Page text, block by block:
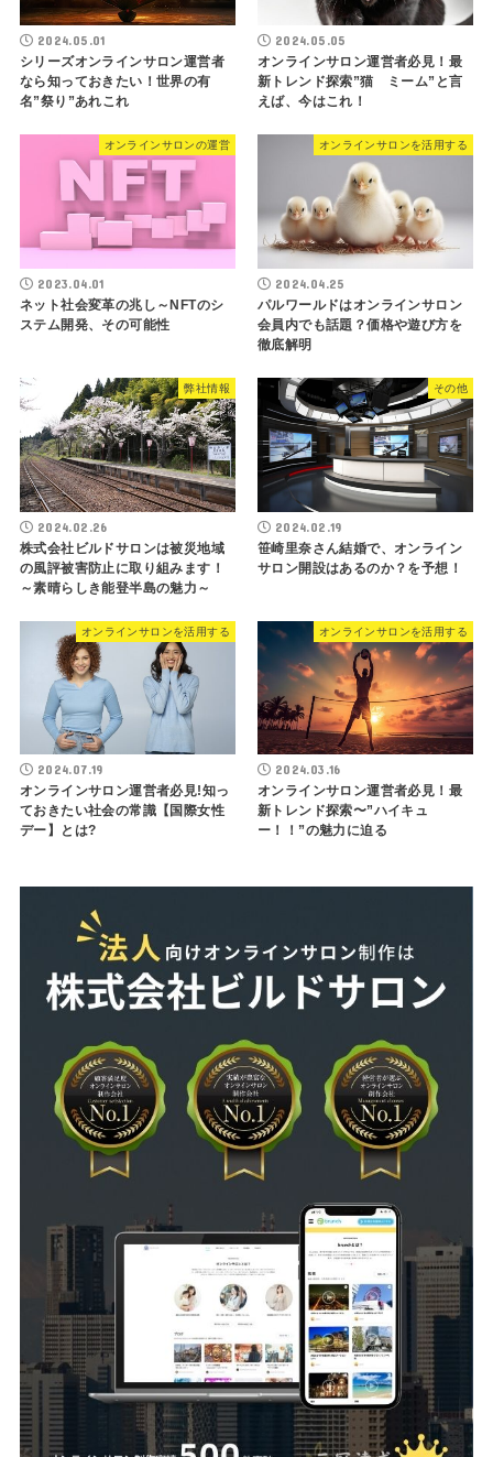
2024.05.01
シリーズオンラインサロン運営者
なら知っておきたい！世界の有
名”祭り”あれこれ
2024.05.05
オンラインサロン運営者必見！最
新トレンド探索”猫 ミーム”と言
えば、今はこれ！
オンラインサロンの運営
2023.04.01
ネット社会変革の兆し～NFTのシ
ステム開発、その可能性
オンラインサロンを活用する
2024.04.25
パルワールドはオンラインサロン
会員内でも話題？価格や遊び方を
徹底解明
弊社情報
2024.02.26
株式会社ビルドサロンは被災地域
の風評被害防止に取り組みます！
～素晴らしき能登半島の魅力～
その他
2024.02.19
笹崎里奈さん結婚で、オンライン
サロン開設はあるのか？を予想！
オンラインサロンを活用する
2024.07.19
オンラインサロン運営者必見!知っ
ておきたい社会の常識【国際女性
デー】とは?
オンラインサロンを活用する
2024.03.16
オンラインサロン運営者必見！最
新トレンド探索〜”ハイキュ
ー！！”の魅力に迫る